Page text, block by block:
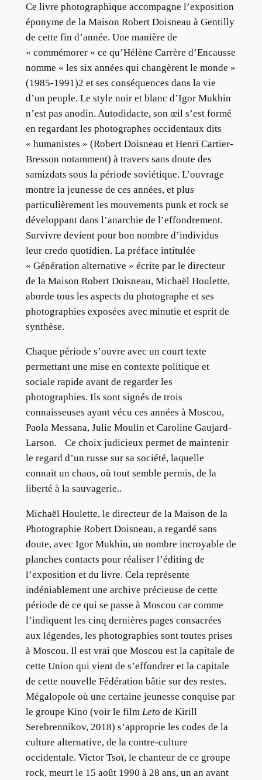
Ce livre photographique accompagne l’exposition
éponyme de la Maison Robert Doisneau à Gentilly
de cette fin d’année. Une manière de
« commémorer » ce qu’Hélène Carrère d’Encausse
nomme « les six années qui changèrent le monde »
(1985-1991)2 et ses conséquences dans la vie
d’un peuple. Le style noir et blanc d’Igor Mukhin
n’est pas anodin. Autodidacte, son œil s’est formé
en regardant les photographes occidentaux dits
« humanistes » (Robert Doisneau et Henri Cartier-
Bresson notamment) à travers sans doute des
samizdats sous la période soviétique. L’ouvrage
montre la jeunesse de ces années, et plus
particulièrement les mouvements punk et rock se
développant dans l’anarchie de l’effondrement.
Survivre devient pour bon nombre d’individus
leur credo quotidien. La préface intitulée
« Génération alternative » écrite par le directeur
de la Maison Robert Doisneau, Michaël Houlette,
aborde tous les aspects du photographe et ses
photographies exposées avec minutie et esprit de
synthèse.
Chaque période s’ouvre avec un court texte
permettant une mise en contexte politique et
sociale rapide avant de regarder les
photographies. Ils sont signés de trois
connaisseuses ayant vécu ces années à Moscou,
Paola Messana, Julie Moulin et Caroline Gaujard-
Larson. Ce choix judicieux permet de maintenir
le regard d’un russe sur sa société, laquelle
connait un chaos, où tout semble permis, de la
liberté à la sauvagerie..
Michaël Houlette, le directeur de la Maison de la
Photographie Robert Doisneau, a regardé sans
doute, avec Igor Mukhin, un nombre incroyable de
planches contacts pour réaliser l’éditing de
l’exposition et du livre. Cela représente
indéniablement une archive précieuse de cette
période de ce qui se passe à Moscou car comme
l’indiquent les cinq dernières pages consacrées
aux légendes, les photographies sont toutes prises
à Moscou. Il est vrai que Moscou est la capitale de
cette Union qui vient de s’effondrer et la capitale
de cette nouvelle Fédération bâtie sur des restes.
Mégalopole où une certaine jeunesse conquise par
le groupe Kino (voir le filmLeto de Kirill
Serebrennikov, 2018) s’approprie les codes de la
culture alternative, de la contre-culture
occidentale. Victor Tsoï, le chanteur de ce groupe
rock, meurt le 15 août 1990 à 28 ans, un an avant